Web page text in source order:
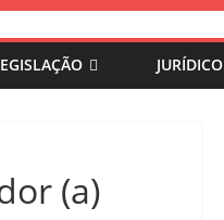
JURÍDICO
(a)